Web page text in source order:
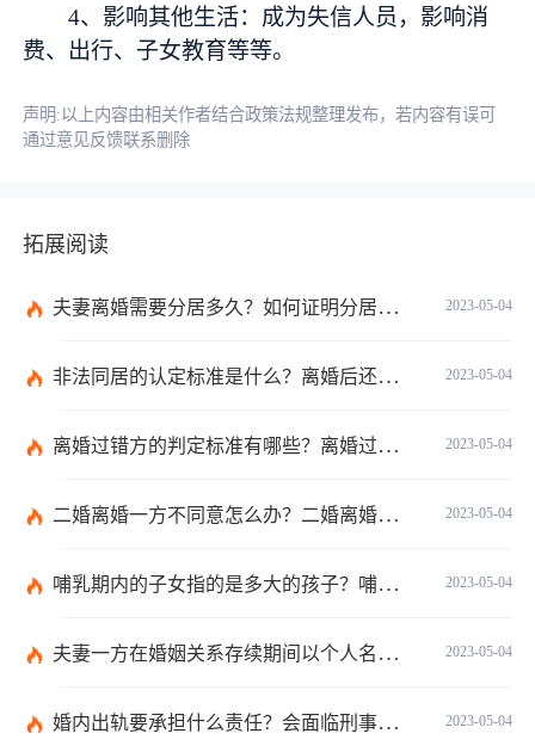
4、影响其他生活：成为失信人员，影响消
费、出行、子女教育等等。
声明:以上内容由相关作者结合政策法规整理发布，若内容有误可
通过意见反馈联系删除
拓展阅读
2023-05-04
夫妻离婚需要分居多久？如何证明分居事实？
2023-05-04
非法同居的认定标准是什么？离婚后还在一起同居不违法吧？
2023-05-04
离婚过错方的判定标准有哪些？离婚过错方赔偿标准是什么？
2023-05-04
二婚离婚一方不同意怎么办？二婚离婚财产的分配与普通的离婚是相同的吗？
2023-05-04
哺乳期内的子女指的是多大的孩子？哺乳期父亲怎么争到孩子的抚养权？
2023-05-04
夫妻一方在婚姻关系存续期间以个人名义超出家庭日常生活需要所负的债务不属于夫妻共同债务吗？
2023-05-04
婚内出轨要承担什么责任？会面临刑事处罚吗？